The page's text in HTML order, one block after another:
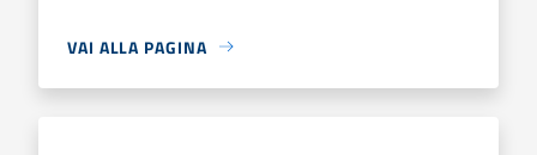
VAI ALLA PAGINA